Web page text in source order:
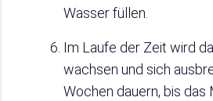
Wasser füllen.
Im Laufe der Zeit wird
wachsen und sich
Wochen dauern, bis